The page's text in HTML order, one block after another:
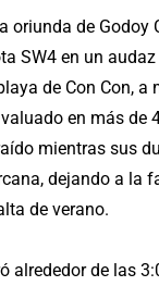
oriunda de Godoy
SW4 en un
de Con Con, a
en más de
mientras sus
dejando a la
de verano.
alrededor de las